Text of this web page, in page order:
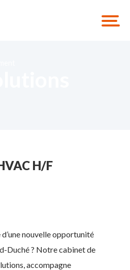
H/F
nouvelle opportunité
Duché ? Notre cabinet de
accompagne